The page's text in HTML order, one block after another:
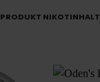
PRODUKT NIKOTINHALT